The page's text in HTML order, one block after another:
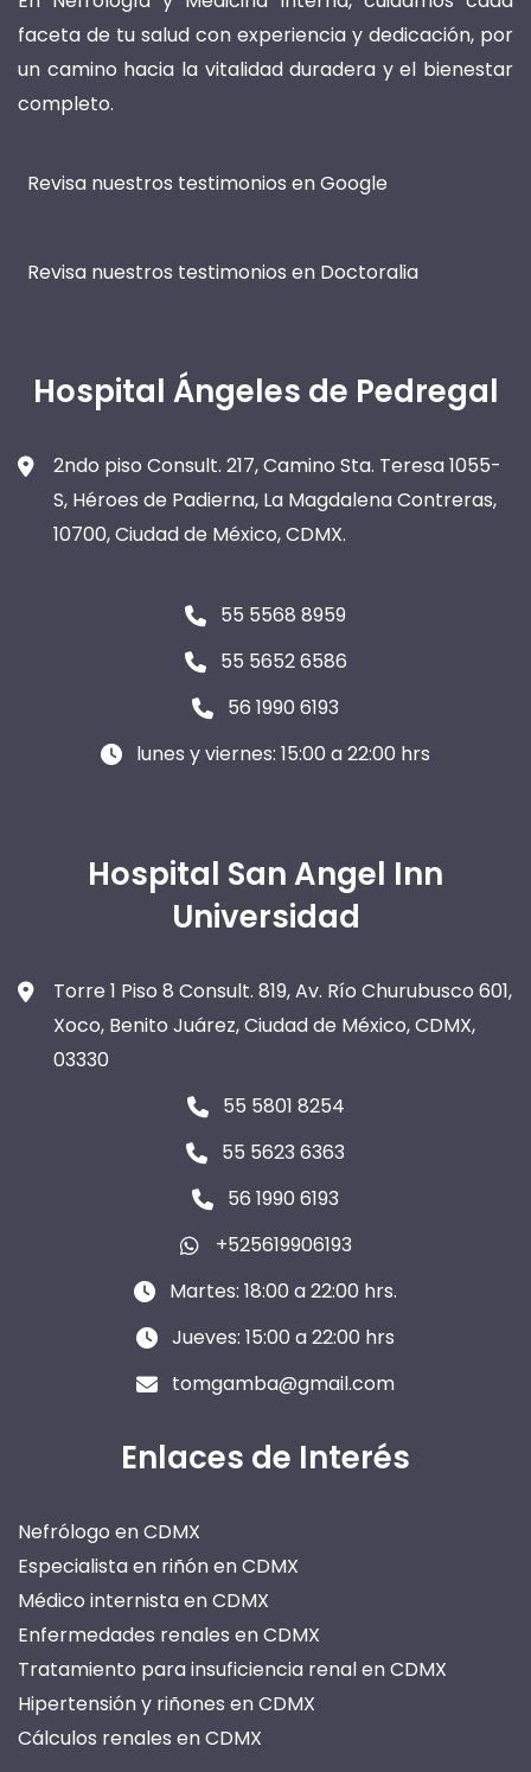
faceta de tu salud con experiencia y dedicación, por
un camino hacia la vitalidad duradera y el bienestar
completo.
Revisa nuestros testimonios en Google
Revisa nuestros testimonios en Doctoralia
Hospital Ángeles de Pedregal
2ndo piso Consult. 217, Camino Sta. Teresa 1055-
S, Héroes de Padierna, La Magdalena Contreras,
10700, Ciudad de México, CDMX.
55 5568 8959
55 5652 6586
56 1990 6193
lunes y viernes: 15:00 a 22:00 hrs
Hospital San Angel Inn
Universidad
Torre 1 Piso 8 Consult. 819, Av. Río Churubusco 601,
Xoco, Benito Juárez, Ciudad de México, CDMX,
03330
55 5801 8254
55 5623 6363
56 1990 6193
+525619906193
Martes: 18:00 a 22:00 hrs.
Jueves: 15:00 a 22:00 hrs
tomgamba@gmail.com
Enlaces de Interés
Nefrólogo en CDMX
Especialista en riñón en CDMX
Médico internista en CDMX
Enfermedades renales en CDMX
Tratamiento para insuficiencia renal en CDMX
Hipertensión y riñones en CDMX
Cálculos renales en CDMX